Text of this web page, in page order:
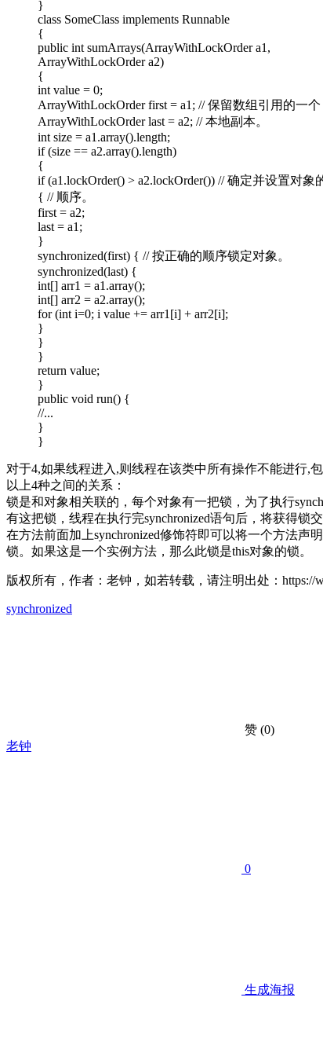
}
class SomeClass implements Runnable
{
public int sumArrays(ArrayWithLockOrder a1,
ArrayWithLockOrder a2)
{
int value = 0;
ArrayWithLockOrder first = a1; // 保留数组引用的一个
ArrayWithLockOrder last = a2; // 本地副本。
int size = a1.array().length;
if (size == a2.array().length)
{
if (a1.lockOrder() > a2.lockOrder()) // 确定并设置对象
{ // 顺序。
first = a2;
last = a1;
}
synchronized(first) { // 按正确的顺序锁定对象。
synchronized(last) {
int[] arr1 = a1.array();
int[] arr2 = a2.array();
for (int i=0; i value += arr1[i] + arr2[i];
}
}
}
return value;
}
public void run() {
//...
}
}
对于4,如果线程进入,则线程在该类中所有操作不能进行,
以上4种之间的关系：
锁是和对象相关联的，每个对象有一把锁，为了执行
有这把锁，线程在执行完synchronized语句后，将获得锁交
在方法前面加上synchronized修饰符即可以将一个方法
锁。如果这是一个实例方法，那么此锁是this对象的锁。
版权所有，作者：老钟，如若转载，请注明出处：https://
synchronized
赞 (0)
老钟
0
生成海报